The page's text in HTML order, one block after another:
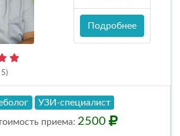
Подробнее
УЗИ-специалист
приема: 2500